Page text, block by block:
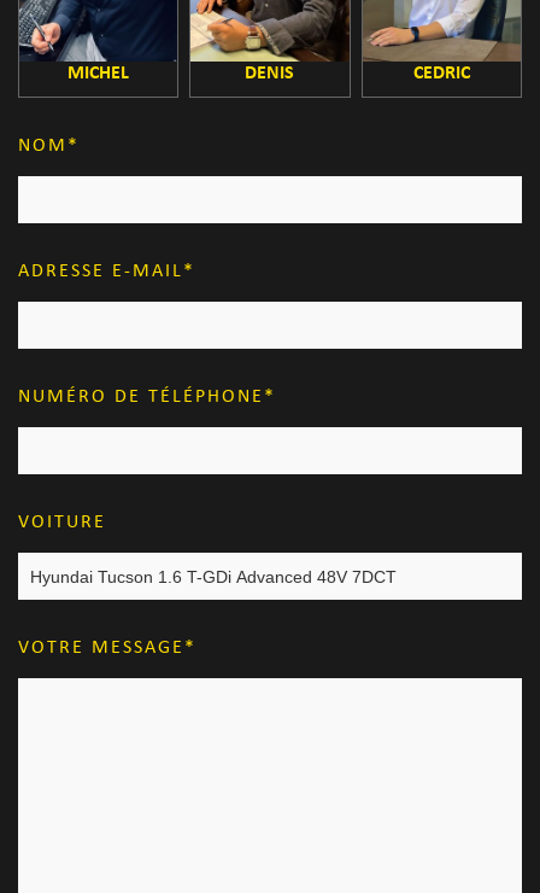
MICHEL DENIS CEDRIC
NOM
ADRESSE E-MAIL
NUMÉRO DE TÉLÉPHONE
VOITURE
VOTRE MESSAGE